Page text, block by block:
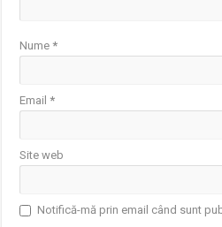
Nume*
Email*
Site web
Notifică-mă prin email când sunt